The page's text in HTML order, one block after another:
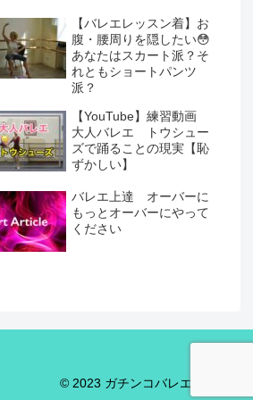
【バレエレッスン着】お
腹・腰周りを隠したい😳
あなたはスカート派？そ
れともショートパンツ
派？
【YouTube】練習動画
大人バレエ トウシュー
ズで踊ることの現実【恥
ずかしい】
バレエ上達 オーバーに
もっとオーバーにやって
ください
© 2023 ガチンコバレエブログ.